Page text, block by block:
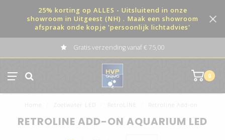
25% korting op ALLES - Uitsluitend in onze
showroom in Uitgeest (NH) . Maak een showroom
afspraak onde kopje 'persoonlijk lichtadvies'
Gratis verzending vanaf € 75,00
0
Home Zoetwater LED RetroLINE Retroline Add-on
RETROLINE ADD-ON AQUARIUM LED